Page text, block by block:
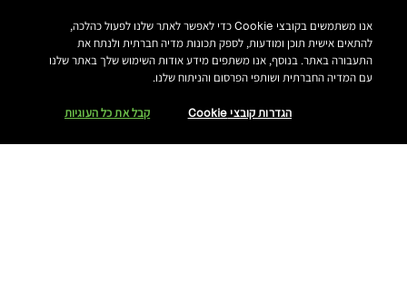
כל הזכויות שמורות, © Bobbi Brown Professional Cosmetics, Inc.
תנאי שימוש ותקנון האתר
מדיניות פרטיות
נגישות
אנו משתמשים בקובצי Cookie כדי לאפשר לאתר שלנו לפעול כהלכה,
להתאים אישית תוכן ומודעות, לספק תכונות מדיה חברתית ולנתח את
התעבורה באתר. בנוסף, אנו משתפים מידע אודות השימוש שלך באתר שלנו
עם המדיה החברתית ושותפי הפרסום והניתוח שלנו.
הגדרות קובצי Cookie קבל את כל העוגיות